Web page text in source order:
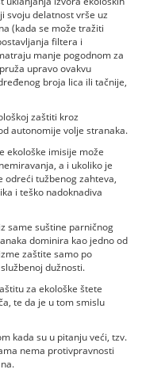
svoju delatnost vrše uz
(kada se može tražiti
filtera i
manje pogodnom za
upravo ovakvu
broja lica ili tačnije,
zaštiti kroz
autonomije volje stranaka.
ekološke imisije može
a i ukoliko je
odreći tužbenog zahteva,
i teško nadoknadiva
same suštine parničnog
dominira kao jedno od
zaštite samo po
dužnosti.
za ekološke štete
te da je u tom smislu
kada su u pitanju veći, tzv.
nema protivpravnosti